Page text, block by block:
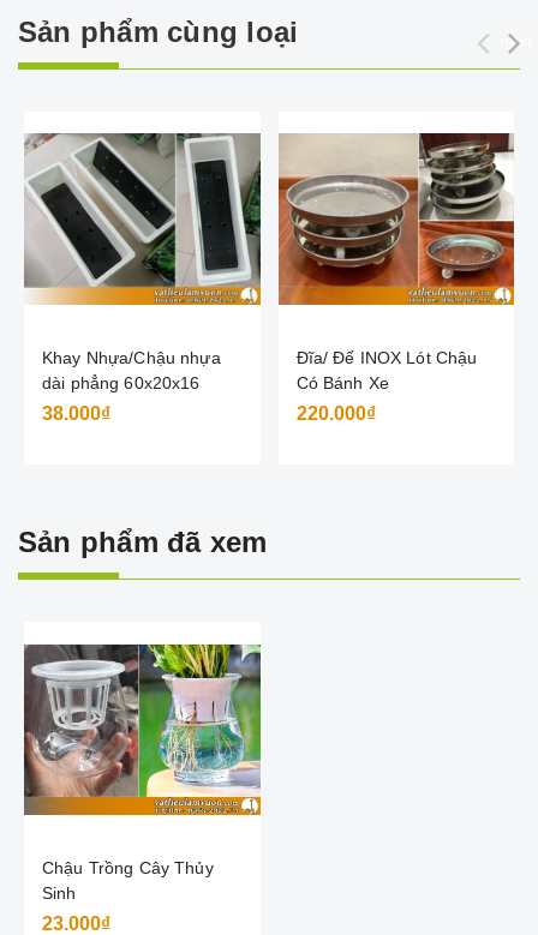
Sản phẩm cùng loại
Khay Nhựa/Chậu nhựa
dài phẳng 60x20x16
38.000₫
Đĩa/ Đế INOX Lót Chậu
Có Bánh Xe
220.000₫
next
Sản phẩm đã xem
Chậu Trồng Cây Thủy
Sinh
23.000₫